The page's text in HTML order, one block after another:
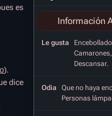
Información
Le gusta
Descansar.
Odia
Que no haya
Personas
es
).
dice